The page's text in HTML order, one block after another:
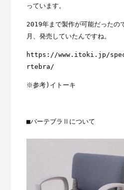
っています。
2019年まで製作が可能だったの
月、発売していたんですね。
https://www.itoki.jp/
rtebra/
※参考)イトーキ
■バーテブラⅡについて